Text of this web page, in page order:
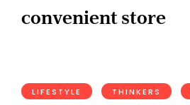
convenient store
LIFESTYLE THINKERS